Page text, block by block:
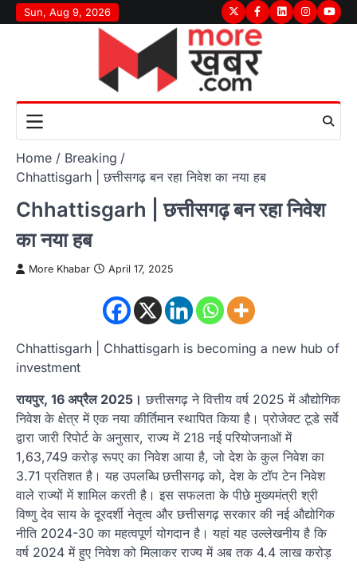
Skip
to
Sun, Aug 9, 2026 TwitterFacebook
LinkedInInstagram
Home
Breaking
Chhattisgarh | छत्तीसगढ़ बन रहा निवेश का नया हब
Chhattisgarh | छत्तीसगढ़ बन रहा निवेश
का नया हब
More Khabar April 17, 2025
Chhattisgarh | Chhattisgarh is becoming a new hub of
investment
रायपुर, 16 अप्रैल 2025। छत्तीसगढ़ ने वित्तीय वर्ष 2025 में औद्योगिक
निवेश के क्षेत्र में एक नया कीर्तिमान स्थापित किया है। प्रोजेक्ट टूडे सर्वे
द्वारा जारी रिपोर्ट के अनुसार, राज्य में 218 नई परियोजनाओं में
1,63,749 करोड़ रूपए का निवेश आया है, जो देश के कुल निवेश का
3.71 प्रतिशत है। यह उपलब्धि छत्तीसगढ़ को, देश के टॉप टेन निवेश
वाले राज्यों में शामिल करती है। इस सफलता के पीछे मुख्यमंत्री श्री
विष्णु देव साय के दूरदर्शी नेतृत्व और छत्तीसगढ़ सरकार की नई औद्योगिक
नीति 2024-30 का महत्वपूर्ण योगदान है। यहां यह उल्लेखनीय है कि
वर्ष 2024 में हुए निवेश को मिलाकर राज्य में अब तक 4.4 लाख करोड़